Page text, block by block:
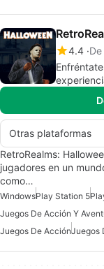
4.4
Otras plataformas
RetroRealms:
jugadores en un
como…
WindowsPlay Station 5
Juegos De Acción Y
Juegos De AcciónJuegos